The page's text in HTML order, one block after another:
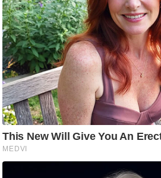
इ
फ
स्टा
इ
ल
टे
क्नॉ
लॉ
जी